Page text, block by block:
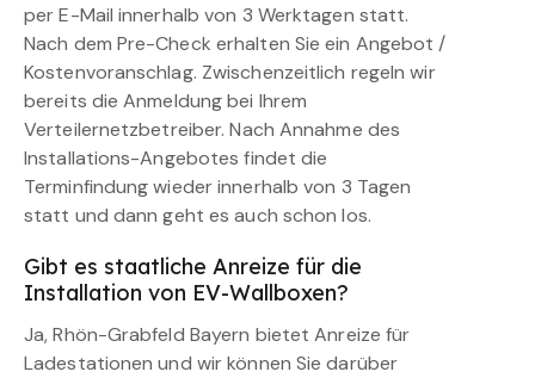
per E-Mail innerhalb von 3 Werktagen statt.
Nach dem Pre-Check erhalten Sie ein Angebot /
Kostenvoranschlag. Zwischenzeitlich regeln wir
bereits die Anmeldung bei Ihrem
Verteilernetzbetreiber. Nach Annahme des
Installations-Angebotes findet die
Terminfindung wieder innerhalb von 3 Tagen
statt und dann geht es auch schon los.
Gibt es staatliche Anreize für die
Installation von EV-Wallboxen?
Ja, Rhön-Grabfeld Bayern bietet Anreize für
Ladestationen und wir können Sie darüber